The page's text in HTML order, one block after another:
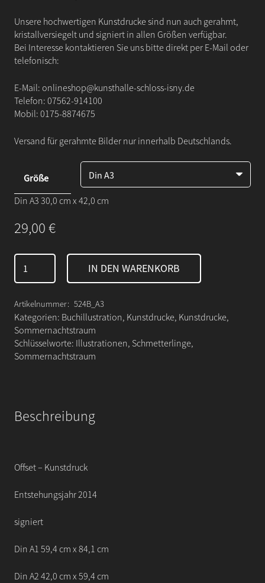
Unsere hochwertigen Kunstdrucke sind nun auch gerahmt,
kristallversiegelt und signiert in allen Größen verfügbar.
Bei Interesse kontaktieren Sie uns bitte direkt per E-Mail oder
telefonisch:
E-Mail: onlineshop@kunsthalle-schloss-isny.de
Telefon: 07562-914100
Mobil: 0175-8874675
Versand für gerahmte Bilder nur innerhalb Deutschlands.
Größe
Din A3 30,0 cm x 42,0 cm
29,00€
Ein
Sommernachtstraum
-
Puck
&
Oberon
Menge
IN DEN WARENKORB
Artikelnummer: 524B_A3
Kategorien: Buchillustration, Kunstdrucke, Kunstdrucke,
Sommernachtstraum
Schlüsselworte: Illustrationen, Schmetterlinge,
Sommernachtstraum
Beschreibung
Offset – Kunstdruck
Entstehungsjahr 2014
signiert
Din A1 59,4 cm x 84,1 cm
Din A2 42,0 cm x 59,4 cm